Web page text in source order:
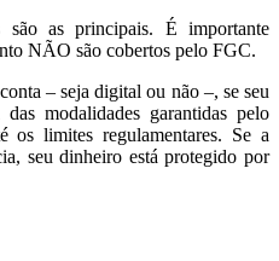
são as principais. É importante
NÃO são cobertos pelo FGC.
– seja digital ou não –, se seu
modalidades garantidas pelo
os limites regulamentares. Se a
seu dinheiro está protegido por